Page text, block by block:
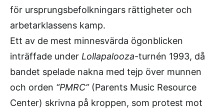
för ursprungsbefolkningars rättigheter och
arbetarklassens kamp.
Ett av de mest minnesvärda ögonblicken
inträffade under Lollapalooza-turnén 1993, då
bandet spelade nakna med tejp över munnen
och orden “PMRC”(Parents Music Resource
Center) skrivna på kroppen, som protest mot